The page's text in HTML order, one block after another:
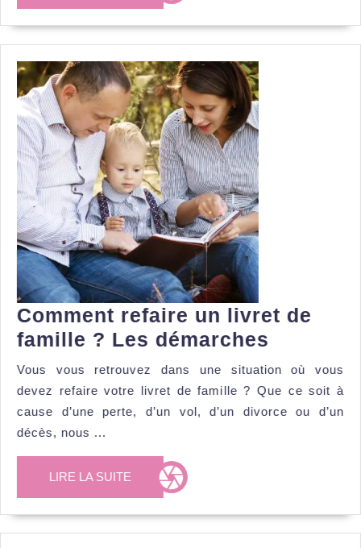
famille
SUITE
Comment refaire un livret de
famille ? Les démarches
refaire
un
livret
Vous vous retrouvez dans une situation où vous
devez refaire votre livret de famille ? Que ce soit à
cause d’une perte, d’un vol, d’un divorce ou d’un
décès, nous ...
LIRE LA SUITE
SUITE